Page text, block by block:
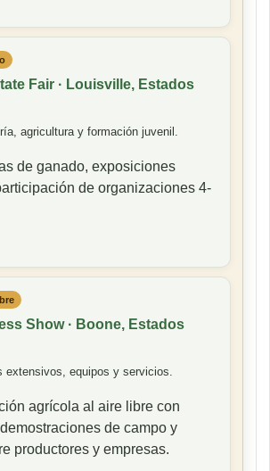
Fair · Louisville, Estados
agricultura y formación juvenil.
de ganado, exposiciones
de organizaciones 4-
Show · Boone, Estados
extensivos, equipos y servicios.
agrícola al aire libre con
de campo y
productores y empresas.